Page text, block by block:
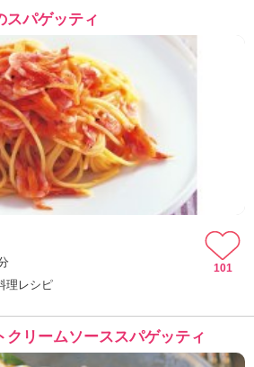
スパゲッティ
理レシピ
101
クリームソーススパゲッティ